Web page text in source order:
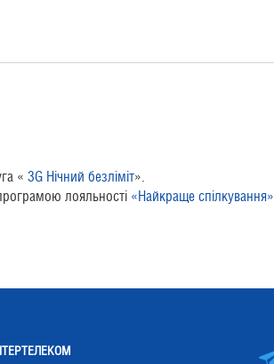
« 3G Нічний безліміт».
лояльності «Найкраще спілкування»